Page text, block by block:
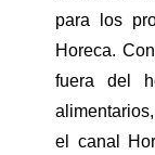
para los
Horeca.
fuera del
el canal